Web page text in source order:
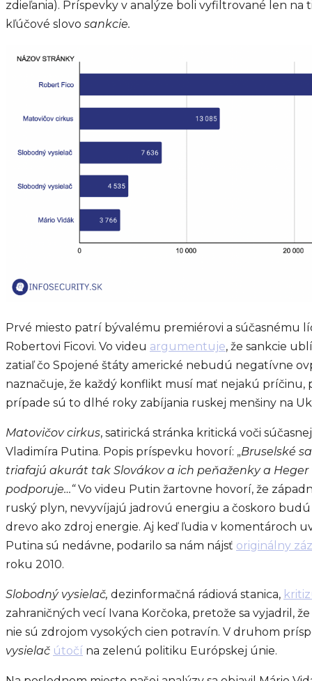
zdieľania). Príspevky v analýze boli vyfiltrované len na
kľúčové slovo sankcie.
Prvé miesto patrí bývalému premiérovi a súčasnému
Robertovi Ficovi. Vo videu argumentuje, že sankcie
zatiaľ čo Spojené štáty americké nebudú negatívne
naznačuje, že každý konflikt musí mať nejakú príčinu,
prípade sú to dlhé roky zabíjania ruskej menšiny na
Matovičov cirkus, satirická stránka kritická voči
Vladimíra Putina. Popis príspevku hovorí: „Bruselské
triafajú akurát tak Slovákov a ich peňaženky a
podporuje…“Vo videu Putin žartovne hovorí, že
ruský plyn, nevyvíjajú jadrovú energiu a čoskoro
drevo ako zdroj energie. Aj keď ľudia v komentároch
Putina sú nedávne, podarilo sa nám nájsť originálny
roku 2010.
Slobodný vysielač, dezinformačná rádiová stanica,
zahraničných vecí Ivana Korčoka, pretože sa vyjadril,
nie sú zdrojom vysokých cien potravín. V druhom
vysielač útočí na zelenú politiku Európskej únie.